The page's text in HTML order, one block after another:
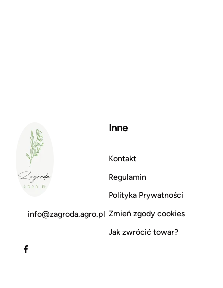
info@zagroda.agro.pl
Inne
Kontakt
Regulamin
Polityka Prywatności
Zmień zgody cookies
Jak zwrócić towar?